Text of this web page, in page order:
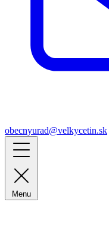
obecnyurad@velkycetin.sk
Menu